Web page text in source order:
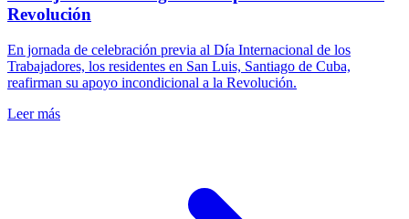
Revolución
En jornada de celebración previa al Día Internacional de los
Trabajadores, los residentes en San Luis, Santiago de Cuba,
reafirman su apoyo incondicional a la Revolución.
Leer más